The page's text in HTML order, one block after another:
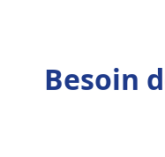
Besoin